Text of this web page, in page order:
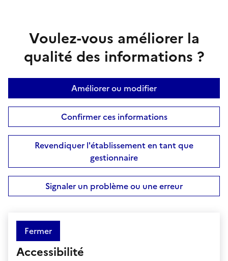
Voulez-vous améliorer la
qualité des informations ?
Améliorer ou modifier
Confirmer ces informations
Revendiquer l'établissement en tant que
gestionnaire
Signaler un problème ou une erreur
Fermer
Accessibilité